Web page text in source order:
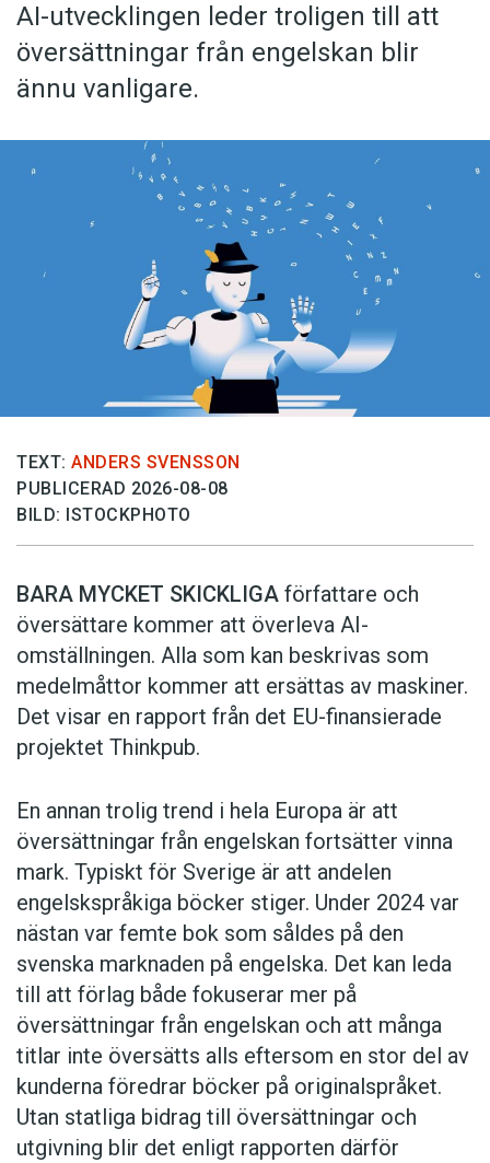
AI-utvecklingen leder troligen till att
översättningar från engelskan blir
ännu vanligare.
TEXT: ANDERS SVENSSON
PUBLICERAD 2026-08-08
BILD: ISTOCKPHOTO
BARA MYCKET SKICKLIGA författare och
översättare ­kommer att överleva AI-
omställningen. Alla som kan beskrivas som
medelmåttor kommer att ersättas av maskiner.
Det visar en rapport från det EU-finansierade
projektet Thinkpub.
En annan trolig trend i hela Europa är att
översättningar från engelskan fortsätter vinna
mark. Typiskt för Sverige är att andelen
engelskspråkiga böcker stiger. Under 2024 var
nästan var femte bok som såldes på den
svenska marknaden på engelska. Det kan leda
till att förlag både fokuserar mer på
översättningar från engelskan och att många
titlar inte översätts alls eftersom en stor del av
kunderna föredrar böcker på originalspråket.
Utan statliga bidrag till översättningar och
utgivning blir det enligt rapporten därför